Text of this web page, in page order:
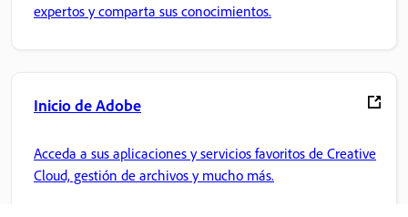
expertos y comparta sus conocimientos.
Inicio de Adobe
Acceda a sus aplicaciones y servicios favoritos de Creative
Cloud, gestión de archivos y mucho más.